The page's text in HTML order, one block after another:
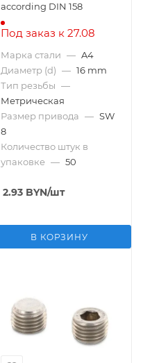
according DIN 158
Под заказ к 27.08
Марка стали — A4
Диаметр (d) — 16 mm
Тип резьбы —
Метрическая
Размер привода — SW
8
Количество штук в
упаковке — 50
2.93 BYN/шт
В КОРЗИНУ